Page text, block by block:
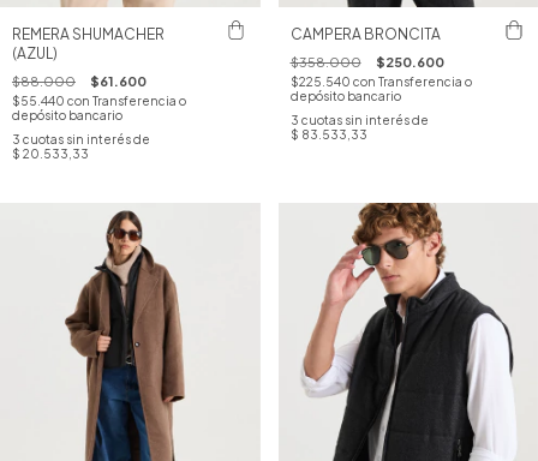
REMERA SHUMACHER
(AZUL)
$88.000 $61.600
$55.440 con Transferencia o
depósito bancario
3 cuotas sin interés de
$ 20.533,33
CAMPERA BRONCITA
$358.000 $250.600
$225.540 con Transferencia o
depósito bancario
3 cuotas sin interés de
$ 83.533,33